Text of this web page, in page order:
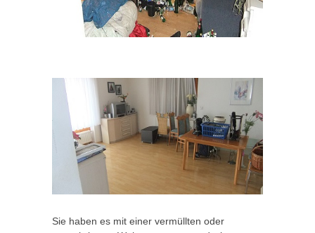
Sie haben es mit einer vermüllten oder